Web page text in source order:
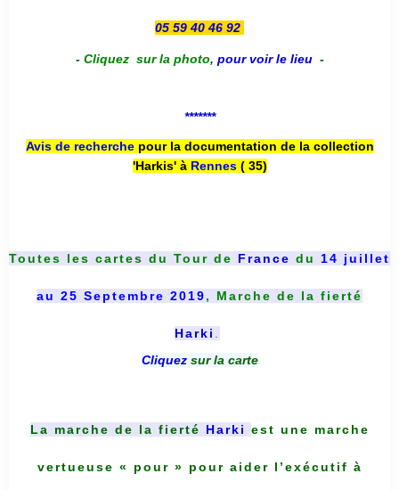
05 59 40 46 92
- Cliquez sur la photo, pour voir le lieu -
*******
Avis de recherche pour la documentation de la collection
'Harkis' à Rennes( 35)
Toutes les cartes du Tour de France du 14 juillet
au 25 Septembre 2019, Marche de la fierté
Harki .
Cliquez sur la carte
La marche de la fierté Harki est une marche
vertueuse « pour » pour aider l’exécutif à